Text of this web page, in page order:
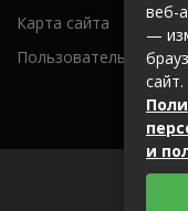
Карта сайта
Пользовательское
веб-
—
сайт.
и